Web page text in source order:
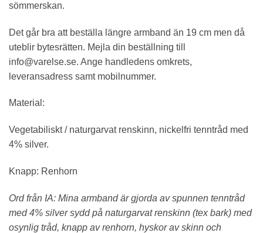
sömmerskan.
Det går bra att beställa längre armband än 19 cm men då
uteblir bytesrätten. Mejla din beställning till
info@varelse.se. Ange handledens omkrets,
leveransadress samt mobilnummer.
Material:
Vegetabiliskt / naturgarvat renskinn, nickelfri tenntråd med
4% silver.
Knapp: Renhorn
Ord från IA: Mina armband är gjorda av spunnen tenntråd
med 4% silver sydd på naturgarvat renskinn (tex bark) med
osynlig tråd, knapp av renhorn, hyskor av skinn och